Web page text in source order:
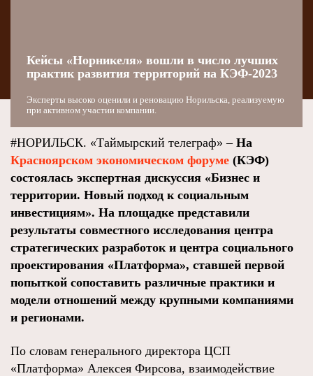
Кейсы «Норникеля» вошли в число лучших
практик развития территорий на КЭФ-2023
Эксперты высоко оценили и реновацию Норильска, реализуемую
при активном участии компании.
#НОРИЛЬСК. «Таймырский телеграф» – На
Красноярском экономическом форуме (КЭФ)
состоялась экспертная дискуссия «Бизнес и
территории. Новый подход к социальным
инвестициям». На площадке представили
результаты совместного исследования центра
стратегических разработок и центра социального
проектирования «Платформа», ставшей первой
попыткой сопоставить различные практики и
модели отношений между крупными компаниями
и регионами.
По словам генерального директора ЦСП
«Платформа» Алексея Фирсова, взаимодействие